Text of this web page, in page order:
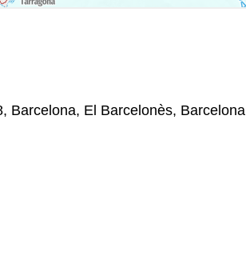
Barcelona, El Barcelonès, Barcelona